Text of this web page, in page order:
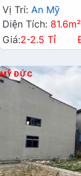
TL419
Vị Trí: An Mỹ
Diện Tích: 81.6m²
Giá:2-2.5 Tỉ
MỸ ĐỨC